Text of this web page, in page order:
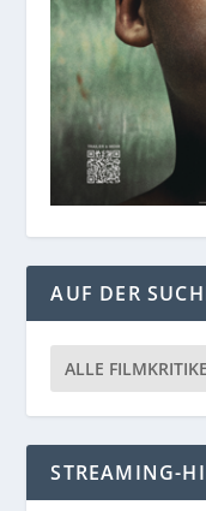
AUF DER
ALLE
STREAMING-